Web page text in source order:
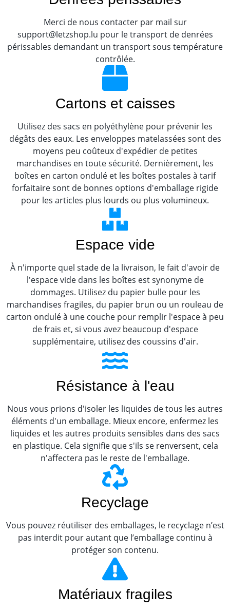
Merci de nous contacter par mail sur
support@letzshop.lu pour le transport de denrées
périssables demandant un transport sous température
contrôlée.
Cartons et caisses
Utilisez des sacs en polyéthylène pour prévenir les
dégâts des eaux. Les enveloppes matelassées sont des
moyens peu coûteux d'expédier de petites
marchandises en toute sécurité. Dernièrement, les
boîtes en carton ondulé et les boîtes postales à tarif
forfaitaire sont de bonnes options d'emballage rigide
pour les articles plus lourds ou plus volumineux.
Espace vide
À n'importe quel stade de la livraison, le fait d'avoir de
l'espace vide dans les boîtes est synonyme de
dommages. Utilisez du papier bulle pour les
marchandises fragiles, du papier brun ou un rouleau de
carton ondulé à une couche pour remplir l'espace à peu
de frais et, si vous avez beaucoup d'espace
supplémentaire, utilisez des coussins d'air.
Résistance à l'eau
Nous vous prions d'isoler les liquides de tous les autres
éléments d'un emballage. Mieux encore, enfermez les
liquides et les autres produits sensibles dans des sacs
en plastique. Cela signifie que s'ils se renversent, cela
n'affectera pas le reste de l'emballage.
Recyclage
Vous pouvez réutiliser des emballages, le recyclage n’est
pas interdit pour autant que l’emballage continu à
protéger son contenu.
Matériaux fragiles